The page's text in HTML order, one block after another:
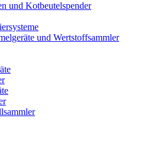
und Kotbeutelspender
und Wertstoffsammler